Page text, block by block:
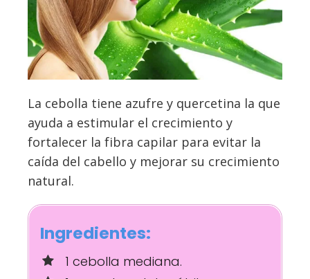
La cebolla tiene azufre y quercetina la que
ayuda a estimular el crecimiento y
fortalecer la fibra capilar para evitar la
caída del cabello y mejorar su crecimiento
natural.
Ingredientes:
1 cebolla mediana.